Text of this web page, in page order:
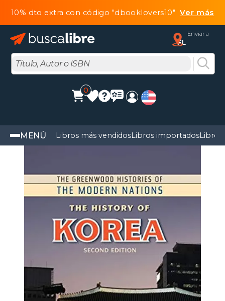
10% dto extra con código "dbooklovers10"Ver más
Enviar a
FL
0
MENÚ Libros más vendidosLibros importadosLibros